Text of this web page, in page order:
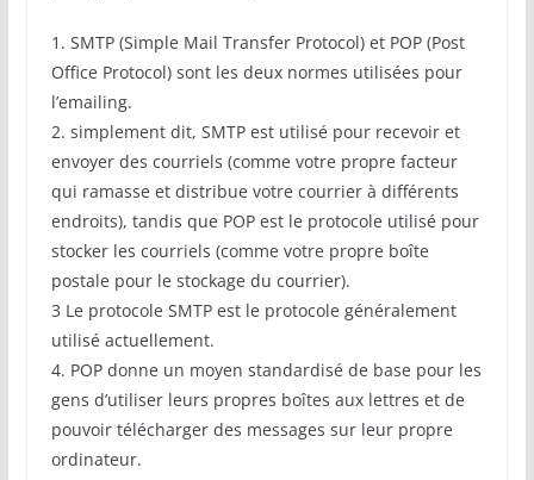
1. SMTP (Simple Mail Transfer Protocol) et POP (Post
Office Protocol) sont les deux normes utilisées pour
l’emailing.
2. simplement dit, SMTP est utilisé pour recevoir et
envoyer des courriels (comme votre propre facteur
qui ramasse et distribue votre courrier à différents
endroits), tandis que POP est le protocole utilisé pour
stocker les courriels (comme votre propre boîte
postale pour le stockage du courrier).
3 Le protocole SMTP est le protocole généralement
utilisé actuellement.
4. POP donne un moyen standardisé de base pour les
gens d’utiliser leurs propres boîtes aux lettres et de
pouvoir télécharger des messages sur leur propre
ordinateur.